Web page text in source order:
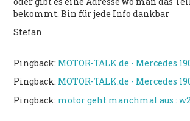
bekommt. Bin für jede Info dankbar
Stefan
Pingback: MOTOR-TALK.de - Mercedes
Pingback: MOTOR-TALK.de - Mercedes
Pingback: motor geht manchmal aus :